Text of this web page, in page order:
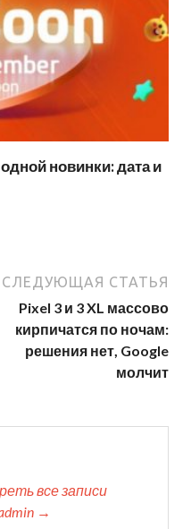
новинки: дата и
СЛЕДУЮЩАЯ СТАТЬЯ
Pixel 3 и 3 XL массово
кирпичатся по ночам:
решения нет, Google
молчит
все записи
→